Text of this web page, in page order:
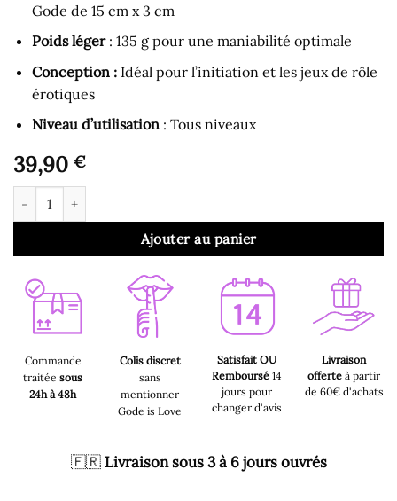
Gode de 15 cm x 3 cm
Poids léger: 135 g pour une maniabilité optimale
Conception: Idéal pour l’initiation et les jeux de rôle
érotiques
Niveau d’utilisation: Tous niveaux
39,90 €
quantité de Gode Ceinture - Harnais avec Petit Gode Taille M
Ajouter au panier
Commande
traitée sous
24h à 48h
Colis discret
sans
mentionner
Gode is Love
Satisfait OU
Remboursé14
jours pour
changer d'avis
Livraison
offerte à partir
de 60€ d'achats
🇫🇷 Livraison sous 3 à 6 jours ouvrés